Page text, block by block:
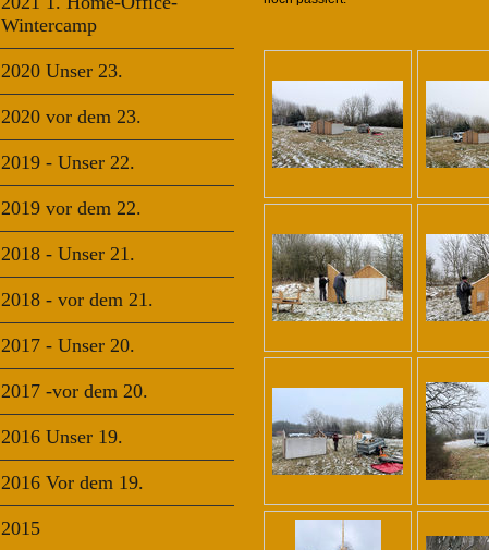
Wintercamp
2020 Unser 23.
2020 vor dem 23.
2019 - Unser 22.
2019 vor dem 22.
2018 - Unser 21.
2018 - vor dem 21.
2017 - Unser 20.
2017 -vor dem 20.
2016 Unser 19.
2016 Vor dem 19.
2015